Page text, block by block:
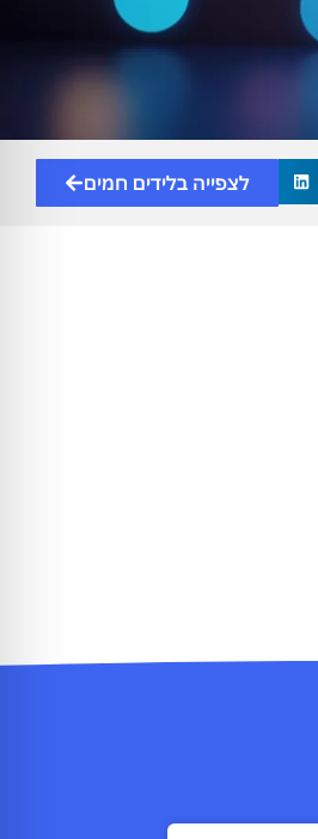
לצפייה בלידים חמים